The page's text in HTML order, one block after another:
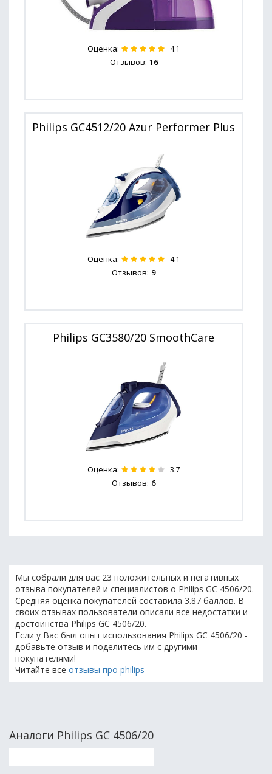
Оценка: 4.1
Отзывов: 16
Philips GC4512/20 Azur Performer Plus
Оценка: 4.1
Отзывов: 9
Philips GC3580/20 SmoothCare
Оценка: 3.7
Отзывов: 6
Мы собрали для вас 23 положительных и негативных
отзыва покупателей и специалистов о Philips GC 4506/20.
Средняя оценка покупателей составила 3.87 баллов. В
своих отзывах пользователи описали все недостатки и
достоинства Philips GC 4506/20.
Если у Вас был опыт использования Philips GC 4506/20 -
добавьте отзыв и поделитесь им с другими
покупателями!
Читайте все отзывы про philips
Аналоги Philips GC 4506/20